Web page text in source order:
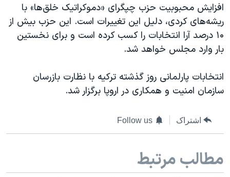
افزایش محبوبیت حزب چپگرای «دموکراتیک خلق‌ها» با
ریشه‌های کردی، دلیل این تغییرات است. این حزب بیش از
۱۰ درصد آرا انتخابات را کسب کرده است و برای نخستین
بار وارد مجلس خواهد شد.
انتخابات پارلمانی روز گذشته ترکیه با نظارت بازرسان
سازمان امنیت و همکاری در اروپا برگزار شد.
اشتراک Follow us
مطالب مرتبط